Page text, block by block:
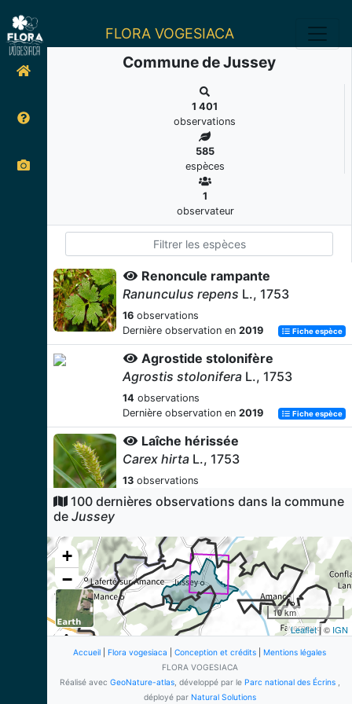
FLORA VOGESIACA
Commune de Jussey
1 401
observations
585
espèces
1
observateur
Renoncule rampante
Ranunculus repens L., 1753
16 observations
Dernière observation en 2019 Fiche espèce
Agrostide stolonifère
Agrostis stolonifera L., 1753
14 observations
Dernière observation en 2019 Fiche espèce
Laîche hérissée
Carex hirta L., 1753
13 observations
Dernière observation en
2019
Carex vulpinaL., 1753
12observations
Dernière observation en2019 Fiche espèce
Trèfle rampant
Trifolium repens
L., 1753
observations
Dernière observation en
2019
Houlque laineuse
100 dernières observations dans la commune
de Jussey
+
−
10 km
Leaflet| © IGN
Accueil Flora vogesiaca Conception et crédits
Mentions légales
FLORA VOGESIACA
Réalisé avec GeoNature-atlas, développé par le Parc national des Écrins,
déployé par Natural Solutions